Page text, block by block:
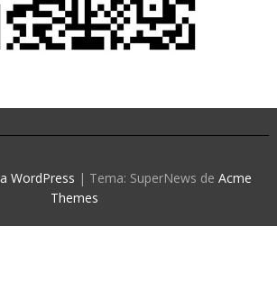
WordPress | Tema: SuperNews de Acme
Themes